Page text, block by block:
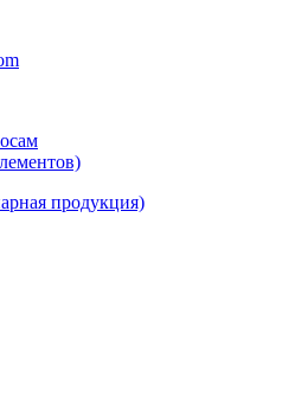
продукция)